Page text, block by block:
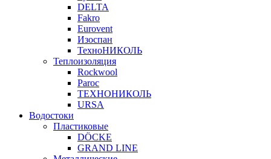
DELTA
Fakro
Eurovent
Изоспан
ТехноНИКОЛЬ
Теплоизоляция
Rockwool
Paroc
ТЕХНОНИКОЛЬ
URSA
Водостоки
Пластиковые
DÖCKE
GRAND LINE